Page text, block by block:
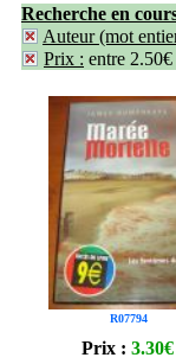
Recherche en
Auteur (mot
Prix : entre
R07794
Prix : 3.30€